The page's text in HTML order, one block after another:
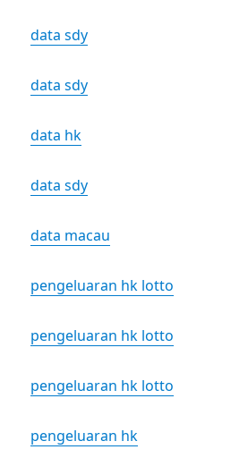
data sdy
data sdy
data hk
data sdy
data macau
pengeluaran hk lotto
pengeluaran hk lotto
pengeluaran hk lotto
pengeluaran hk